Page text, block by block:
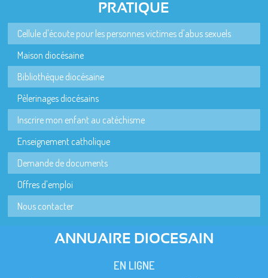
PRATIQUE
Cellule d'écoute pour les personnes victimes d'abus sexuels
Maison diocésaine
Bibliothèque diocésaine
Pèlerinages diocésains
Inscrire mon enfant au catéchisme
Enseignement catholique
Demande de documents
Offres d'emploi
Nous contacter
ANNUAIRE DIOCESAIN
EN LIGNE